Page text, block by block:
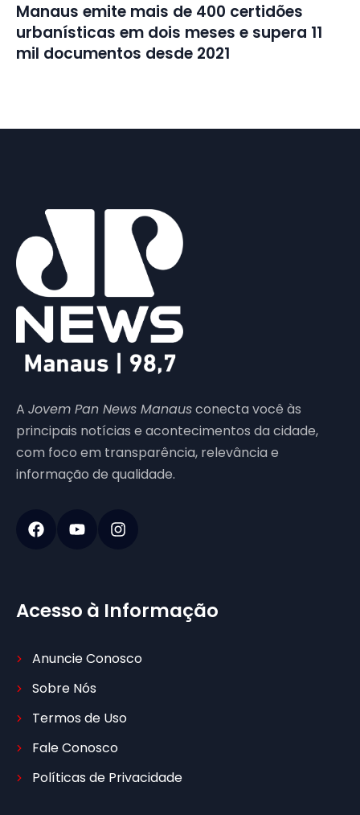
Manaus emite mais de 400 certidões
urbanísticas em dois meses e supera 11
mil documentos desde 2021
A Jovem Pan News Manausconecta você às
principais notícias e acontecimentos da cidade,
com foco em transparência, relevância e
informação de qualidade.
Acesso à Informação
Anuncie Conosco
Sobre Nós
Termos de Uso
Fale Conosco
Políticas de Privacidade